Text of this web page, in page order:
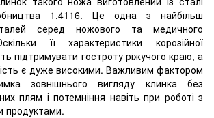
1.4116. Це одна з найбільш
серед ножового та медичного
її характеристики корозійної
підтримувати гостроту ріжучого краю, а
є дуже високими. Важливим фактором
зовнішнього вигляду клинка без
плям і потемніння навіть при роботі з
продуктами.